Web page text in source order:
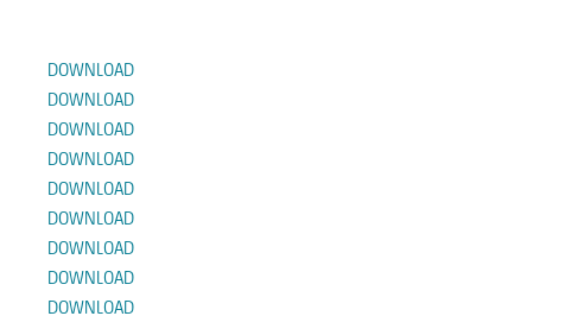
DOWNLOAD
DOWNLOAD
DOWNLOAD
DOWNLOAD
DOWNLOAD
DOWNLOAD
DOWNLOAD
DOWNLOAD
DOWNLOAD